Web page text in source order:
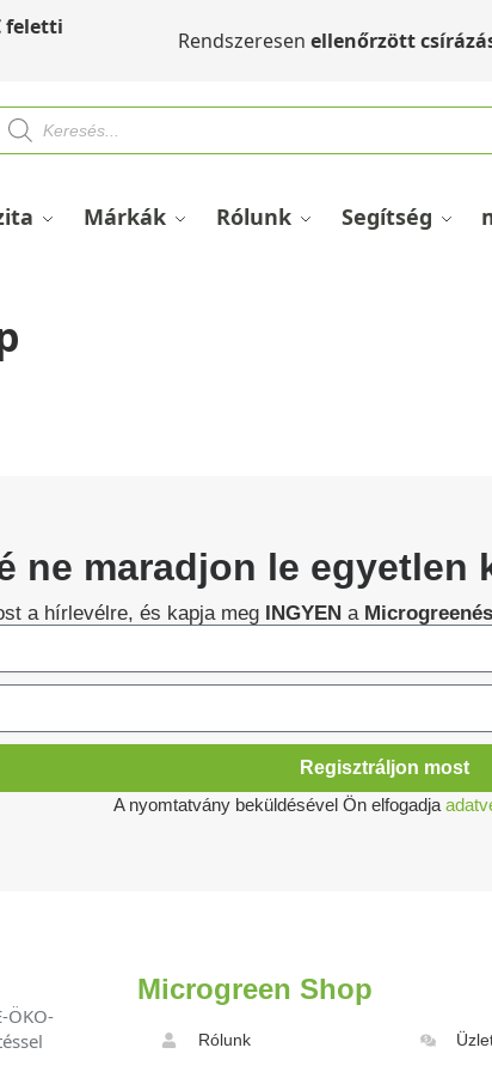
feletti
Rendszeresenellenőrzött
Márkák Rólunk Segítség
ne maradjon le egyetlen
a hírlevélre, és kapja meg INGYEN a Microgreenés
Regisztráljon most
A nyomtatvány beküldésével Ön elfogadja
ÖKO-
Microgreen Shop
Rólunk